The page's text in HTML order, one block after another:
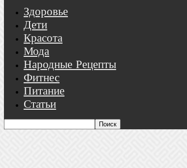
Здоровье
Дети
Красота
Мода
Народные Рецепты
Фитнес
Питание
Статьи